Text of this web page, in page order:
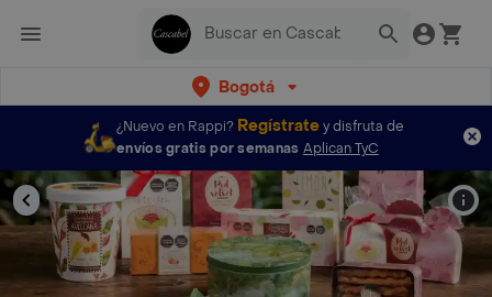
Bogotá
¿Nuevo en Rappi? Regístratey disfruta de
envíos gratis por semanas Aplican TyC